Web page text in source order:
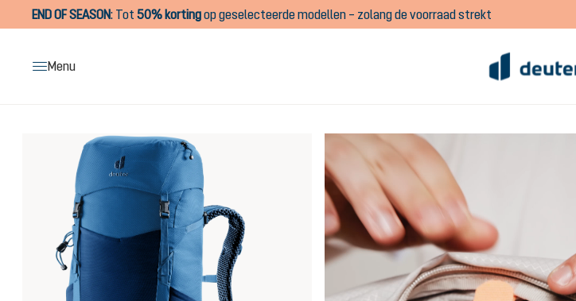
Ga naar de hoofdnavigatie
END OF SEASON: Tot 50% kortingop geselecteerde modellen – zolang de voorraad strekt
Menu